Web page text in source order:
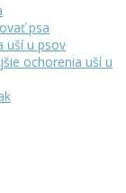
psa
uší u psov
ochorenia uší u